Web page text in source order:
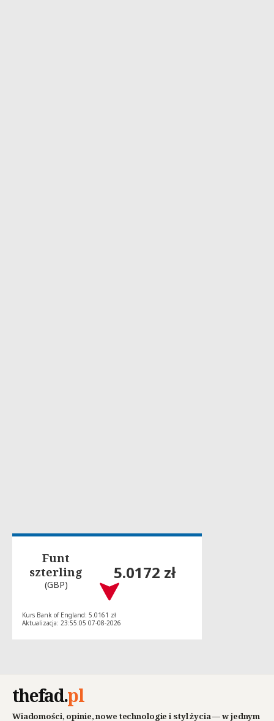
Funt
szterling
(GBP)
5.0172 zł
Kurs Bank of England: 5.0161 zł
Aktualizacja: 23:55:05 07-08-2026
thefad.pl
Wiadomości, opinie, nowe technologie i styl życia — w jednym